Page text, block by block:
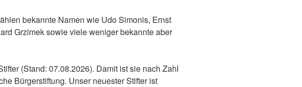
bekannte Namen wie Udo Simonis, Ernst
Grzimek sowie viele weniger bekannte aber
(Stand: 07.08.2026). Damit ist sie nach Zahl
Bürgerstiftung. Unser neuester Stifter ist